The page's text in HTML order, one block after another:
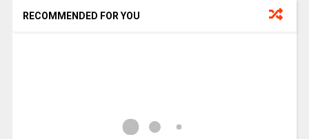
RECOMMENDED FOR YOU